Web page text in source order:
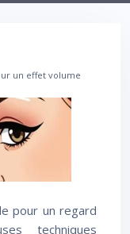
un effet volume
pour un regard
techniques